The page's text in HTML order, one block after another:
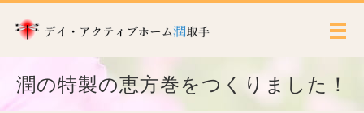
メ
潤の特製の恵方巻をつくりました！